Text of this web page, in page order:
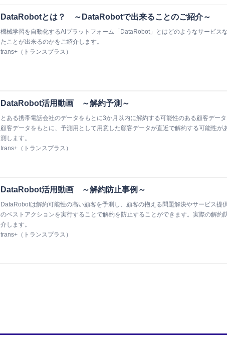
DataRobotとは？ ～DataRobotで出来ることのご紹介～
機械学習を自動化するAIプラットフォーム「DataRobot」とはどのようなサービス
たことが出来るのかをご紹介します。
trans+（トランスプラス）
DataRobot活用動画 ～解約予測～
とある携帯電話会社のデータをもとに3か月以内に解約する可能性のある顧客デー
顧客データをもとに、予測用として用意した顧客データが直近で解約する可能性が
測します。
trans+（トランスプラス）
DataRobot活用動画 ～解約防止事例～
DataRobotは解約可能性の高い顧客を予測し、顧客の抱える問題解決やサービス提
のベストアクションを実行することで解約を防止することができます。実際の解約
介します。
trans+（トランスプラス）